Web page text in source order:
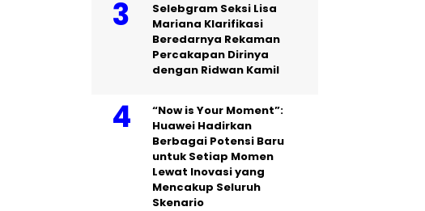
Selebgram Seksi Lisa
Mariana Klarifikasi
Beredarnya Rekaman
Percakapan Dirinya
dengan Ridwan Kamil
“Now is Your Moment”:
Huawei Hadirkan
Berbagai Potensi Baru
untuk Setiap Momen
Lewat Inovasi yang
Mencakup Seluruh
Skenario